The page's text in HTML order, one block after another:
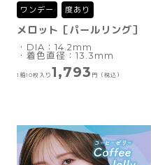
ワンデー 度あり
メロット［パールリング］
・DIA：14.2mm
・着色直径：13.3mm
1箱10枚入り 1,793 円（税込）